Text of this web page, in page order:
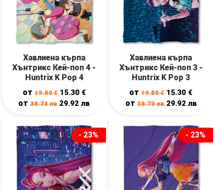
Хавлиена кърпа
Хънтрикс Кей-поп 4 -
Huntrix K Pop 4
от19.80€ 15.30 €
от38.73лв 29.92лв
Хавлиена кърпа
Хънтрикс Кей-поп 3 -
Huntrix K Pop 3
от19.80€ 15.30 €
от 38.73лв 29.92 лв
- 23% - 23%